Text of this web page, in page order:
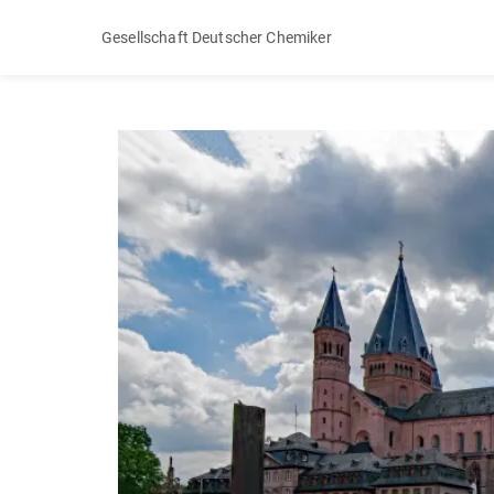
Gesellschaft Deutscher Chemiker